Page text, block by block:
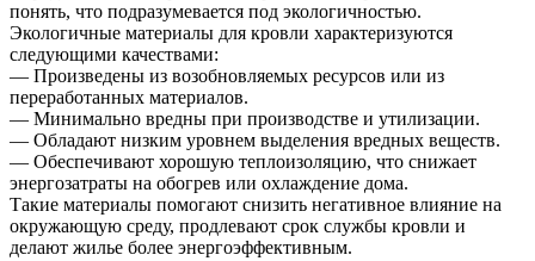
понять, что подразумевается под экологичностью.
Экологичные материалы для кровли характеризуются
следующими качествами:
— Произведены из возобновляемых ресурсов или из
переработанных материалов.
— Минимально вредны при производстве и утилизации.
— Обладают низким уровнем выделения вредных веществ.
— Обеспечивают хорошую теплоизоляцию, что снижает
энергозатраты на обогрев или охлаждение дома.
Такие материалы помогают снизить негативное влияние на
окружающую среду, продлевают срок службы кровли и
делают жилье более энергоэффективным.